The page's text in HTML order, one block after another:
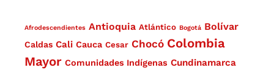
Afrodescendientes Antioquia Atlántico Bogotá Bolívar
Caldas Cali Cauca Cesar Chocó Colombia
Mayor Comunidades Indígenas Cundinamarca